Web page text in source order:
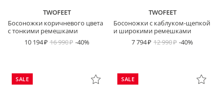
TWOFEET
Босоножки коричневого цвета
с тонкими ремешками
10 194
16 990 -40%
TWOFEET
Босоножки с каблуком-щепкой
и широкими ремешками
7 794
12 990 -40%
SALE SALE